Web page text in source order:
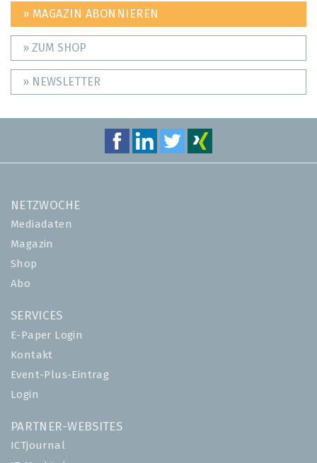
» MAGAZIN ABONNIEREN
» ZUM SHOP
» NEWSLETTER
NETZWOCHE
Mediadaten
Magazin
Shop
Abo
SERVICES
E-Paper Login
Kontakt
Event-Plus-Eintrag
Login
PARTNER-WEBSITES
ICTjournal